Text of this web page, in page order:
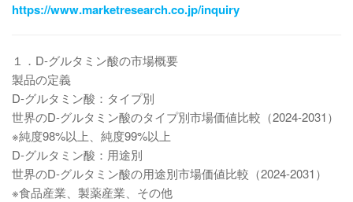
https://www.marketresearch.co.jp/inquiry
１．D-グルタミン酸の市場概要
製品の定義
D-グルタミン酸：タイプ別
世界のD-グルタミン酸のタイプ別市場価値比較（2024-2031）
※純度98%以上、純度99%以上
D-グルタミン酸：用途別
世界のD-グルタミン酸の用途別市場価値比較（2024-2031）
※食品産業、製薬産業、その他